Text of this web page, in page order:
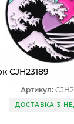
CJH23189
Артикул:
ДОСТАВКА 3